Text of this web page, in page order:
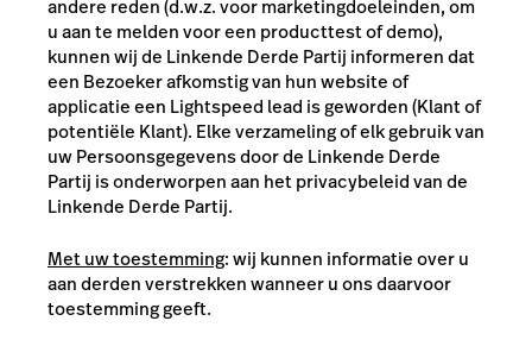
andere reden (d.w.z. voor marketingdoeleinden, om
u aan te melden voor een producttest of demo),
kunnen wij de Linkende Derde Partij informeren dat
een Bezoeker afkomstig van hun website of
applicatie een Lightspeed lead is geworden (Klant of
potentiële Klant). Elke verzameling of elk gebruik van
uw Persoonsgegevens door de Linkende Derde
Partij is onderworpen aan het privacybeleid van de
Linkende Derde Partij.
Met uw toestemming: wij kunnen informatie over u
aan derden verstrekken wanneer u ons daarvoor
toestemming geeft.